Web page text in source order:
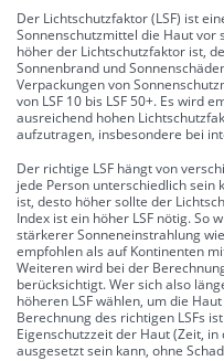
Der Lichtschutzfaktor (LSF) ist
Sonnenschutzmittel die Haut vor
höher der Lichtschutzfaktor ist,
Sonnenbrand und
Verpackungen von
von LSF 10 bis LSF 50+. Es wird
ausreichend hohen
aufzutragen, insbesondere bei
Der richtige LSF hängt von
jede Person unterschiedlich sein
ist, desto höher sollte der
Index ist ein höher LSF nötig. So
stärkerer Sonneneinstrahlung
empfohlen als auf Kontinenten
Weiteren wird bei der
berücksichtigt. Wer sich also
höheren LSF wählen, um die
Berechnung des richtigen LSFs
Eigenschutzzeit der Haut (Zeit,
ausgesetzt sein kann, ohne